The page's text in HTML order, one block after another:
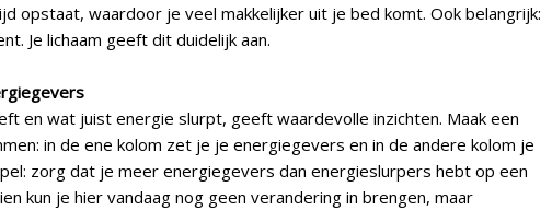
opstaat, waardoor je veel makkelijker uit je bed komt. Ook belangrijk:
Je lichaam geeft dit duidelijk aan.
en wat juist energie slurpt, geeft waardevolle inzichten. Maak een
in de ene kolom zet je je energiegevers en in de andere kolom je
zorg dat je meer energiegevers dan energieslurpers hebt op een
kun je hier vandaag nog geen verandering in brengen, maar